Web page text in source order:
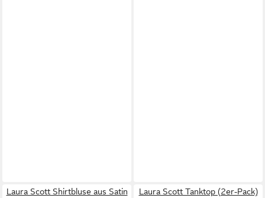
Laura Scott Shirtbluse aus Satin
Laura Scott Tanktop (2er-Pack)